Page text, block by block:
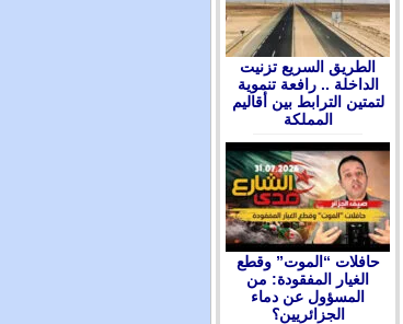
الطريق السريع تزنيت
الداخلة .. رافعة تنموية
لتمتين الترابط بين أقاليم
المملكة
حافلات “الموت” وقطع
الغيار المفقودة: من
المسؤول عن دماء
الجزائريين؟